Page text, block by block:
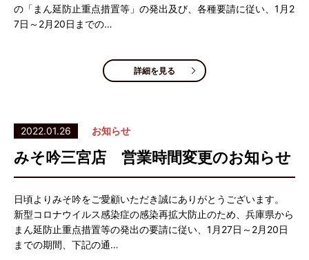
の「まん延防止重点措置等」の発出及び、各種要請に従い、1月2
7日～2月20日までの…
詳細を見る
2022.01.26 お知らせ
みそ吟三宮店 営業時間変更のお知らせ
日頃よりみそ吟をご愛顧いただき誠にありがとうございます。
新型コロナウイルス感染症の感染再拡大防止のため、兵庫県から
まん延防止重点措置等の発出の要請に従い、1月27日～2月20日
までの期間、下記の通…